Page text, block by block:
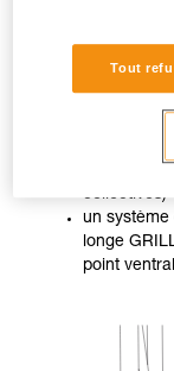
doit utiliser deux
collectives)
un système
longe
point
Tout